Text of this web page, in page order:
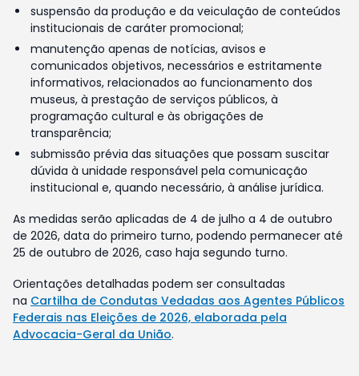
suspensão da produção e da veiculação de conteúdos
institucionais de caráter promocional;
manutenção apenas de notícias, avisos e
comunicados objetivos, necessários e estritamente
informativos, relacionados ao funcionamento dos
museus, à prestação de serviços públicos, à
programação cultural e às obrigações de
transparência;
submissão prévia das situações que possam suscitar
dúvida à unidade responsável pela comunicação
institucional e, quando necessário, à análise jurídica.
As medidas serão aplicadas de 4 de julho a 4 de outubro
de 2026, data do primeiro turno, podendo permanecer até
25 de outubro de 2026, caso haja segundo turno.
Orientações detalhadas podem ser consultadas
na Cartilha de Condutas Vedadas aos Agentes Públicos
Federais nas Eleições de 2026, elaborada pela
Advocacia-Geral da União.